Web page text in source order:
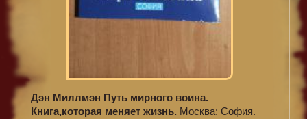
Дэн Миллмэн Путь мирного воина.
Книга,которая меняет жизнь. Москва: София.